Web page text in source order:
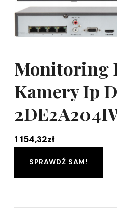
Monitoring
Kamery Ip
1 154,32zł
SPRAWDŹ SAM!